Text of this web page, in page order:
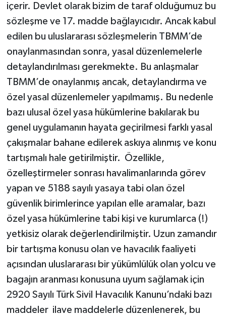
içerir. Devlet olarak bizim de taraf olduğumuz bu
sözleşme ve 17. madde bağlayıcıdır. Ancak kabul
edilen bu uluslararası sözleşmelerin TBMM’de
onaylanmasından sonra, yasal düzenlemelerle
detaylandırılması gerekmekte. Bu anlaşmalar
TBMM’de onaylanmış ancak, detaylandırma ve
özel yasal düzenlemeler yapılmamış. Bu nedenle
bazı ulusal özel yasa hükümlerine bakılarak bu
genel uygulamanın hayata geçirilmesi farklı yasal
çakışmalar bahane edilerek askıya alınmış ve konu
tartışmalı hale getirilmiştir. Özellikle,
özelleştirmeler sonrası havalimanlarında görev
yapan ve 5188 sayılı yasaya tabi olan özel
güvenlik birimlerince yapılan elle aramalar, bazı
özel yasa hükümlerine tabi kişi ve kurumlarca (!)
yetkisiz olarak değerlendirilmiştir. Uzun zamandır
bir tartışma konusu olan ve havacılık faaliyeti
açısından uluslararası bir yükümlülük olan yolcu ve
bagajın aranması konusuna uyum sağlamak için
2920 Sayılı Türk Sivil Havacılık Kanunu’ndaki bazı
maddeler ilave maddelerle düzenlenerek, bu